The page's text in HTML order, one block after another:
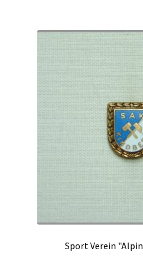
Sport Verein